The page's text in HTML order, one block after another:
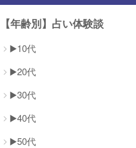
【年齢別】占い体験談
▶️10代
▶️20代
▶️30代
▶️40代
▶️50代